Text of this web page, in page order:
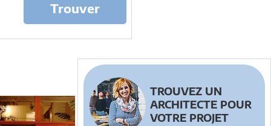
Trouver
TROUVEZ UN
ARCHITECTE POUR
VOTRE PROJET